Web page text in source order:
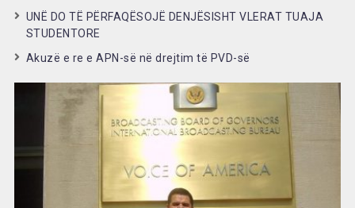
UNË DO TË PËRFAQËSOJË DENJËSISHT VLERAT TUAJA
STUDENTORE
Akuzë e re e APN-së në drejtim të PVD-së